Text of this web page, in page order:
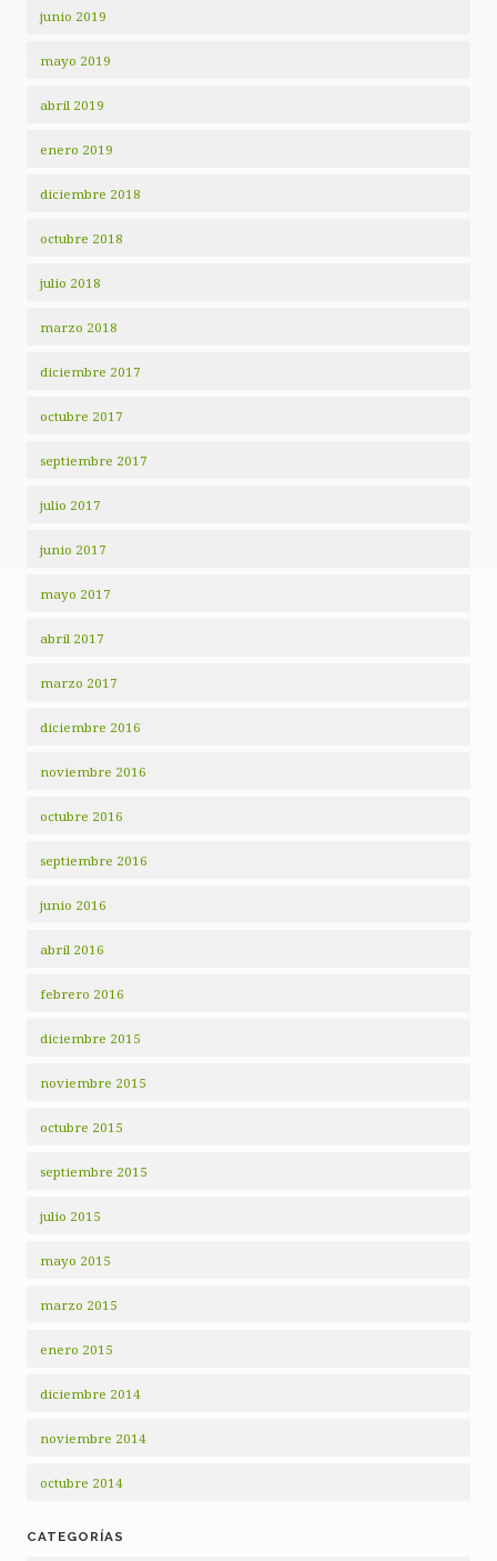
junio 2019
mayo 2019
abril 2019
enero 2019
diciembre 2018
octubre 2018
julio 2018
marzo 2018
diciembre 2017
octubre 2017
septiembre 2017
julio 2017
junio 2017
mayo 2017
abril 2017
marzo 2017
diciembre 2016
noviembre 2016
octubre 2016
septiembre 2016
junio 2016
abril 2016
febrero 2016
diciembre 2015
noviembre 2015
octubre 2015
septiembre 2015
julio 2015
mayo 2015
marzo 2015
enero 2015
diciembre 2014
noviembre 2014
octubre 2014
CATEGORÍAS